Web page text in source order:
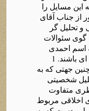
این مسایل را
از جناب آقای
و تحلیل گر
گوی سئوالات
اسم احمدی
نژاد و مناقشات اخیر بین وی و خامنه ای باشند. 1
جهتی که به
شخصیتی
متفاوت
اخلاقی مربوط